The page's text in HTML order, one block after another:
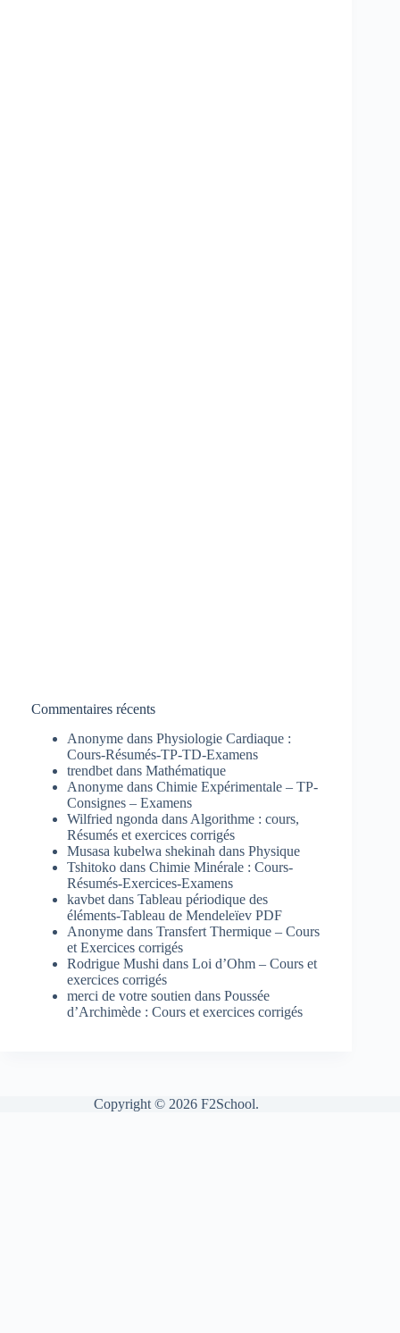
Commentaires récents
Anonyme dans Physiologie Cardiaque :
Cours-Résumés-TP-TD-Examens
trendbet dans Mathématique
Anonyme dans Chimie Expérimentale – TP-
Consignes – Examens
Wilfried ngonda dans Algorithme : cours,
Résumés et exercices corrigés
Musasa kubelwa shekinah dans Physique
Tshitoko dans Chimie Minérale : Cours-
Résumés-Exercices-Examens
kavbet dans Tableau périodique des
éléments-Tableau de Mendeleïev PDF
Anonyme dans Transfert Thermique – Cours
et Exercices corrigés
Rodrigue Mushi dans Loi d’Ohm – Cours et
exercices corrigés
merci de votre soutien dans Poussée
d’Archimède : Cours et exercices corrigés
Copyright © 2026 F2School.